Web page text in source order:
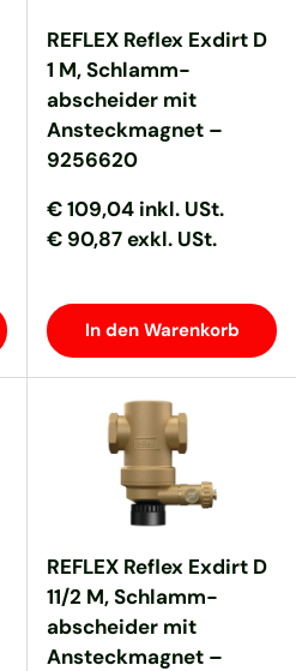
REFLEX Reflex Exdirt D
1 M, Schlamm-
abscheider mit
Ansteckmagnet –
9256620
Normaler Preis
Normaler Preis
€ 109,04 inkl. USt.
€ 90,87 exkl. USt.
In den Warenkorb
REFLEX Reflex Exdirt D
11/2 M, Schlamm-
abscheider mit
Ansteckmagnet –